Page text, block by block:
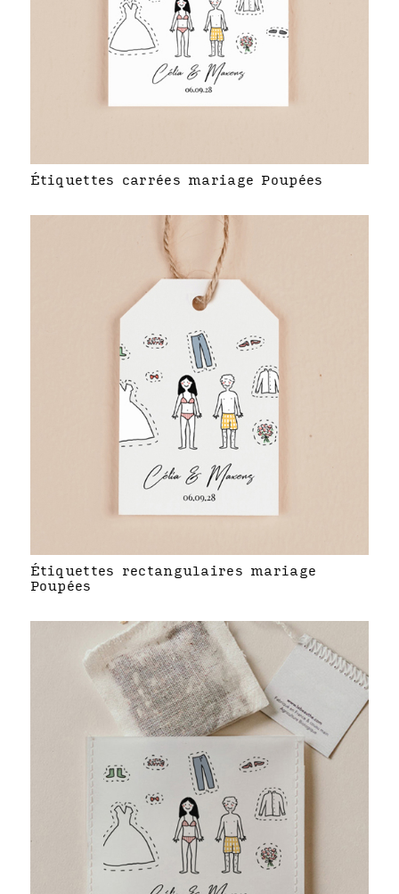
Étiquettes carrées mariage Poupées
Étiquettes rectangulaires mariage
Poupées